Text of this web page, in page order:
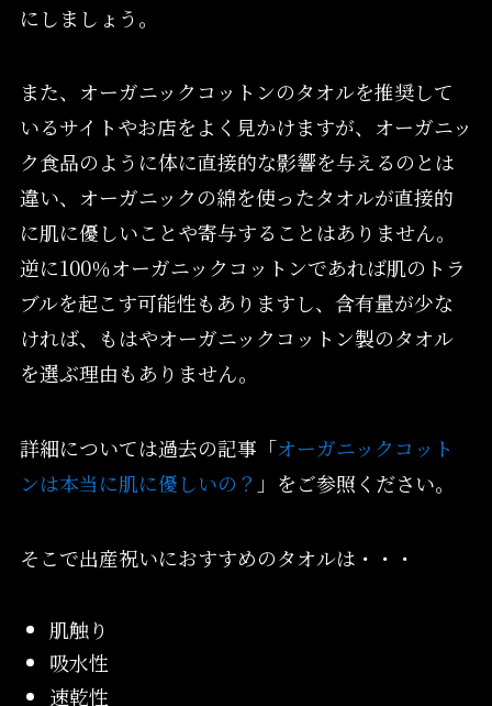
にしましょう。
また、オーガニックコットンのタオルを推奨して
いるサイトやお店をよく見かけますが、オーガニッ
ク食品のように体に直接的な影響を与えるのとは
違い、オーガニックの綿を使ったタオルが直接的
に肌に優しいことや寄与することはありません。
逆に100％オーガニックコットンであれば肌のトラ
ブルを起こす可能性もありますし、含有量が少な
ければ、もはやオーガニックコットン製のタオル
を選ぶ理由もありません。
詳細については過去の記事「オーガニックコット
ンは本当に肌に優しいの？ 」をご参照ください。
そこで出産祝いにおすすめのタオルは・・・
肌触り
吸水性
速乾性